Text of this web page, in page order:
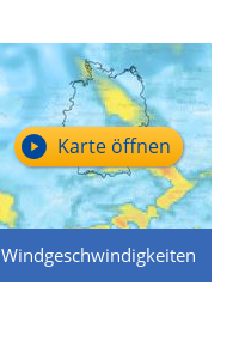
Windgeschwindigkeiten
Karte öffnen